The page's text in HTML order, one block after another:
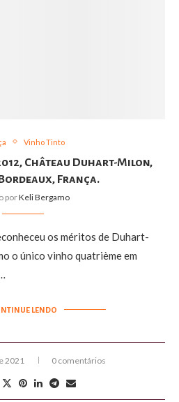
Vinho Tinto
Château Duhart-Milon,
França.
porKeli Bergamo
os méritos de Duhart-
o único vinho quatrième em
LENDO
2021 0 comentários